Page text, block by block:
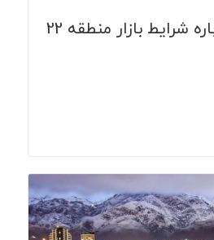
تجربیات من درباره شرایط بازار منطقه 22